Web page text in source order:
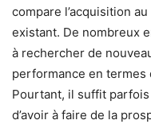
compare l’acquisition
existant. De nombreux
à rechercher de
performance en
Pourtant, il suffit
d’avoir à faire de la